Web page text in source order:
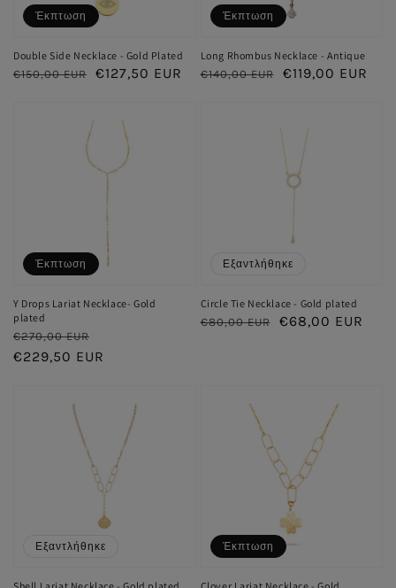
Double Side Necklace - Gold Plated
Κανονική
€150,00 EUR
Τιμή
€127,50 EUR
Έκπτωση
Long Rhombus Necklace - Antique
Κανονική
€140,00 EUR
Τιμή
€119,00 EUR
Έκπτωση
Y Drops Lariat Necklace- Gold
plated
Κανονική
τιμή
€270,00 EUR
έκπτωσης
€229,50 EUR
Έκπτωση
Circle Tie Necklace - Gold plated
Κανονική
€80,00 EUR
Τιμή
€68,00 EUR
Εξαντλήθηκε
Εξαντλήθηκε Έκπτωση